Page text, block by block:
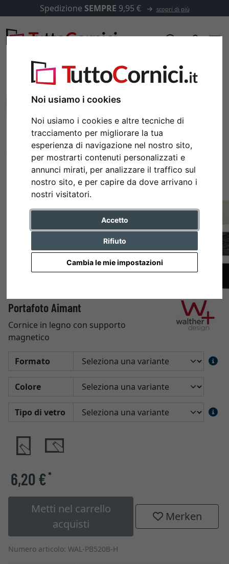
Noi usiamo i cookies
Noi usiamo i cookies e altre tecniche di
tracciamento per migliorare la tua
esperienza di navigazione nel nostro sito,
per mostrarti contenuti personalizzati e
annunci mirati, per analizzare il traffico sul
nostro sito, e per capire da dove arrivano i
nostri visitatori.
Accetto
Rifiuto
Cambia le mie impostazioni
Spedizione SEMPRE 9,95 € scopri di più
Portafoto Aimant
Cornice in legno con supporto
magnetico
Formato
Colore
Tipo di vetro
6,20 €*
Metti nel carrello
acquisti
Merken
Numero articolo: WAL-PB520B-H